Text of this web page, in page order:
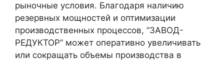
рыночные условия. Благодаря наличию
резервных мощностей и оптимизации
производственных процессов, “ЗАВОД-
РЕДУКТОР” может оперативно увеличивать
или сокращать объемы производства в